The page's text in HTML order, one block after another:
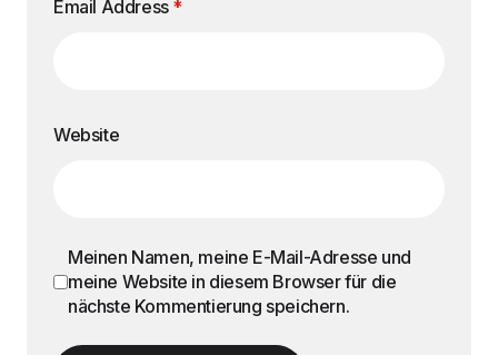
Email Address *
Website
Meinen Namen, meine E-Mail-Adresse und
meine Website in diesem Browser für die
nächste Kommentierung speichern.